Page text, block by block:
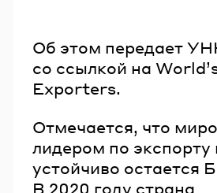
Об этом передает
со ссылкой на
Exporters.
Отмечается, что
лидером по экспорту
устойчиво остается
В 2020 году страна